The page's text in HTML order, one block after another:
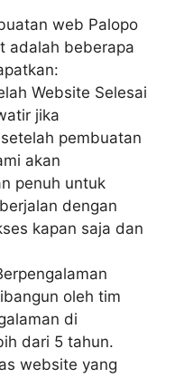
web Palopo
adalah beberapa
Website Selesai
jika
pembuatan
akan
penuh untuk
dengan
kapan saja dan
oleh tim
di
dari 5 tahun.
website yang